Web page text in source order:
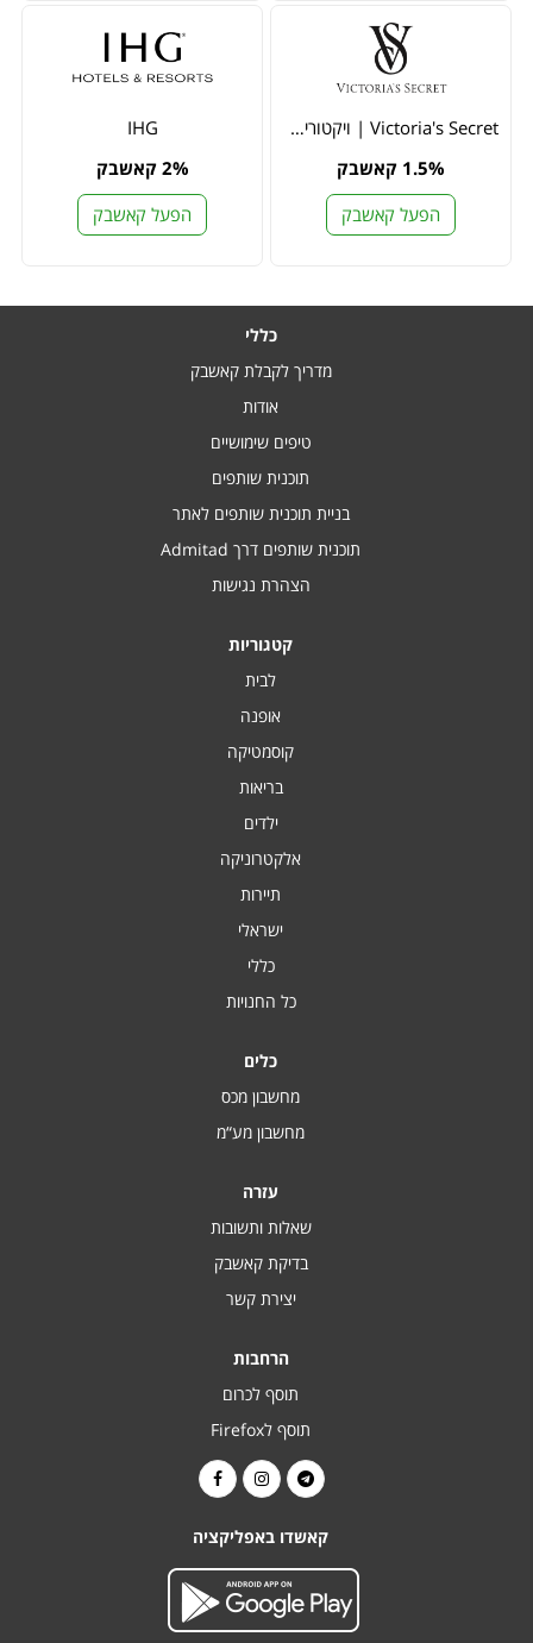
Victoria's Secret | ויקטוריה סיקרט
1.5% קאשבק
הפעל קאשבק
IHG
2% קאשבק
הפעל קאשבק
כללי
מדריך לקבלת קאשבק
אודות
טיפים שימושיים
תוכנית שותפים
בניית תוכנית שותפים לאתר
תוכנית שותפים דרך Admitad
הצהרת נגישות
קטגוריות
לבית
אופנה
קוסמטיקה
בריאות
ילדים
אלקטרוניקה
תיירות
ישראלי
כללי
כל החנויות
כלים
מחשבון מכס
מחשבון מע“מ
עזרה
שאלות ותשובות
בדיקת קאשבק
יצירת קשר
הרחבות
תוסף לכרום
תוסף לFirefox
קאשדו באפליקציה